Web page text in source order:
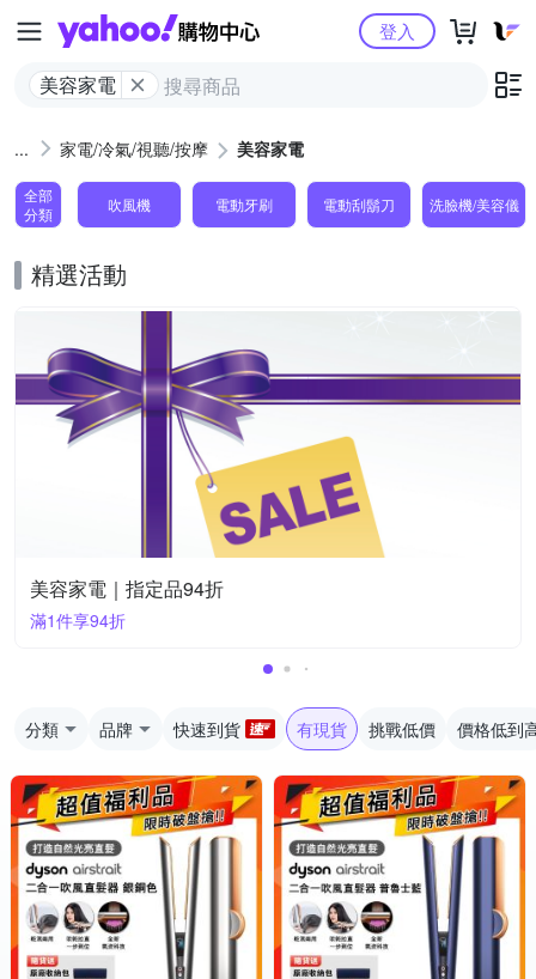
Yahoo購物中心
美容家電
登入
家電/冷氣/視聽/按摩 美容家電
全部
分類
吹風機 電動牙刷 電動刮鬍刀 洗臉機/美容儀
精選活動
美容家電｜指定品94折
滿1件享94折
分類 品牌 快速到貨 有現貨 挑戰低價 價格低到